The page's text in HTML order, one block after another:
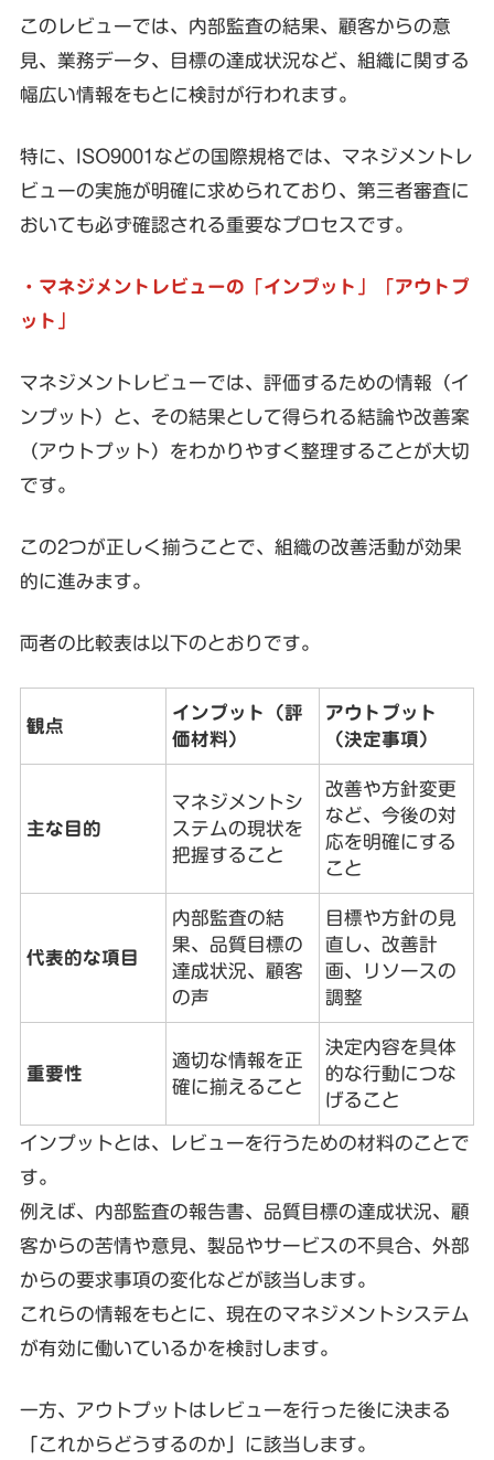
このレビューでは、内部監査の結果、顧客からの意
見、業務データ、目標の達成状況など、組織に関する
幅広い情報をもとに検討が行われます。
特に、ISO9001などの国際規格では、マネジメントレ
ビューの実施が明確に求められており、第三者審査に
おいても必ず確認される重要なプロセスです。
・マネジメントレビューの「インプット」「アウトプ
ット」
マネジメントレビューでは、評価するための情報（イ
ンプット）と、その結果として得られる結論や改善案
（アウトプット）をわかりやすく整理することが大切
です。
この2つが正しく揃うことで、組織の改善活動が効果
的に進みます。
両者の比較表は以下のとおりです。
観点
インプット（評
価材料）
アウトプット
（決定事項）
主な目的
マネジメントシ
ステムの現状を
把握すること
改善や方針変更
など、今後の対
応を明確にする
こと
代表的な項目
内部監査の結
果、品質目標の
達成状況、顧客
の声
目標や方針の見
直し、改善計
画、リソースの
調整
重要性
適切な情報を正
確に揃えること
決定内容を具体
的な行動につな
げること
インプットとは、レビューを行うための材料のことで
す。
例えば、内部監査の報告書、品質目標の達成状況、顧
客からの苦情や意見、製品やサービスの不具合、外部
からの要求事項の変化などが該当します。
これらの情報をもとに、現在のマネジメントシステム
が有効に働いているかを検討します。
一方、アウトプットはレビューを行った後に決まる
「これからどうするのか」に該当します。